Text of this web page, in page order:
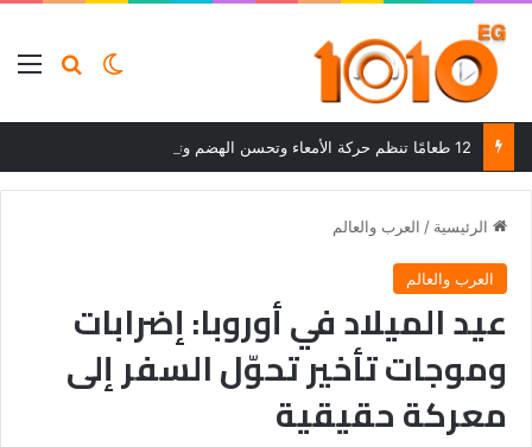
بحثالوضع
الرئيسية / العرب والعالم
العرب والعالم
عيد الميلاد في أوروبا: إضرابات
وموجات تأخير تحوّل السفر إلى
معركة حقيقية